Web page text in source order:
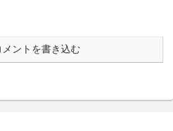
メントを書き込む